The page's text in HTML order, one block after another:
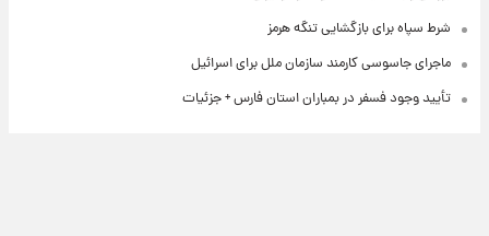
شرط سپاه برای بازگشایی تنگه هرمز
ماجرای جاسوسی کارمند سازمان ملل برای اسرائیل
تأیید وجود فسفر در بمباران استان فارس + جزئیات